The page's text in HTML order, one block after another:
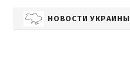
НОВОСТИ УКРАИНЫ